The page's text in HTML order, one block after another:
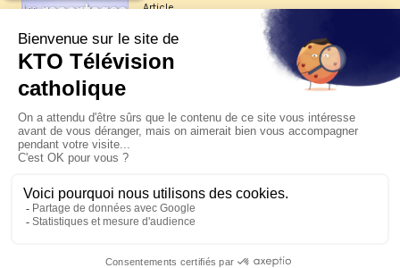
Article
Les reportages d'été 2026 de KTO
La visite pastorale du pape Léon
XIV à Assise à suivre sur KTO le
jeudi 6 août
Le pape en Uruguay, Argentine et
Pérou du 6 au 17 novembre 2026